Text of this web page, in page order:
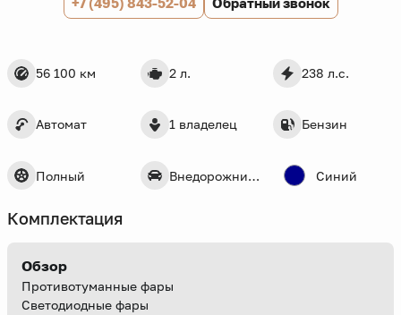
56 100 км 2 л. 238 л.с.
Автомат 1 владелец Бензин
Полный Внедорожник 5 дв. Синий
Комплектация
Обзор
Противотуманные фары
Светодиодные фары